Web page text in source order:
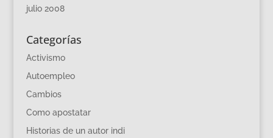
julio 2008
Categorías
Activismo
Autoempleo
Cambios
Como apostatar
Historias de un autor indi